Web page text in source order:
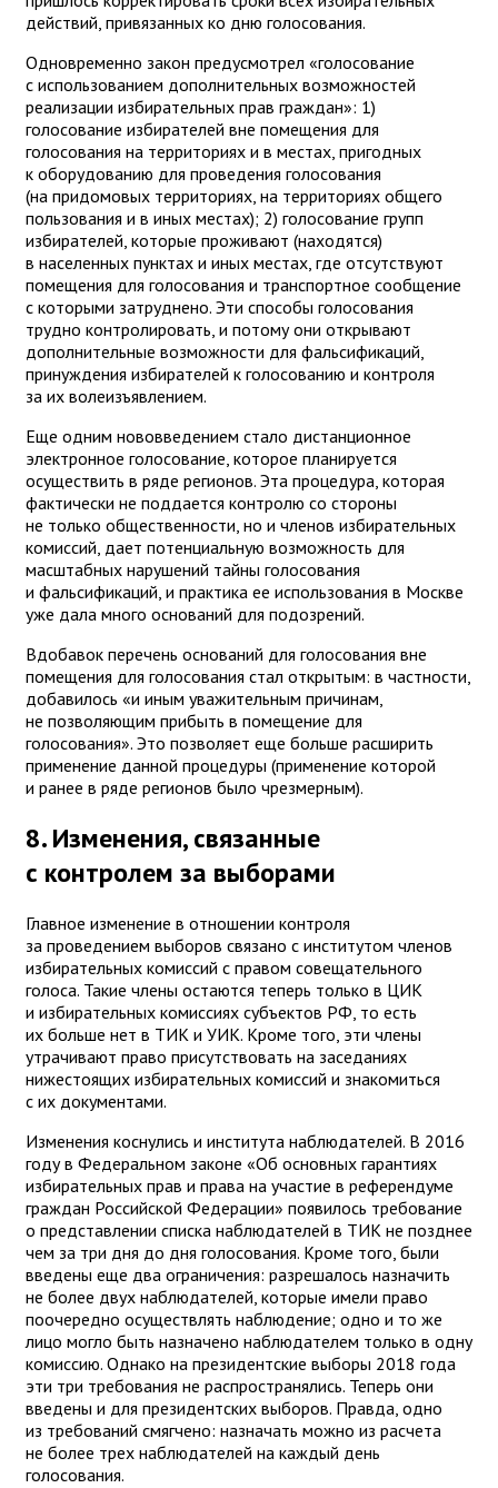
действий, привязанных ко дню голосования.
Одновременно закон предусмотрел «голосование
с использованием дополнительных возможностей
реализации избирательных прав граждан»: 1)
голосование избирателей вне помещения для
голосования на территориях и в местах, пригодных
к оборудованию для проведения голосования
(на придомовых территориях, на территориях общего
пользования и в иных местах); 2) голосование групп
избирателей, которые проживают (находятся)
в населенных пунктах и иных местах, где отсутствуют
помещения для голосования и транспортное сообщение
с которыми затруднено. Эти способы голосования
трудно контролировать, и потому они открывают
дополнительные возможности для фальсификаций,
принуждения избирателей к голосованию и контроля
за их волеизъявлением.
Еще одним нововведением стало дистанционное
электронное голосование, которое планируется
осуществить в ряде регионов. Эта процедура, которая
фактически не поддается контролю со стороны
не только общественности, но и членов избирательных
комиссий, дает потенциальную возможность для
масштабных нарушений тайны голосования
и фальсификаций, и практика ее использования в Москве
уже дала много оснований для подозрений.
Вдобавок перечень оснований для голосования вне
помещения для голосования стал открытым: в частности,
добавилось «и иным уважительным причинам,
не позволяющим прибыть в помещение для
голосования». Это позволяет еще больше расширить
применение данной процедуры (применение которой
и ранее в ряде регионов было чрезмерным).
8. Изменения, связанные
с контролем за выборами
Главное изменение в отношении контроля
за проведением выборов связано с институтом членов
избирательных комиссий с правом совещательного
голоса. Такие члены остаются теперь только в ЦИК
и избирательных комиссиях субъектов РФ, то есть
их больше нет в ТИК и УИК. Кроме того, эти члены
утрачивают право присутствовать на заседаниях
нижестоящих избирательных комиссий и знакомиться
с их документами.
Изменения коснулись и института наблюдателей. В 2016
году в Федеральном законе «Об основных гарантиях
избирательных прав и права на участие в референдуме
граждан Российской Федерации» появилось требование
о представлении списка наблюдателей в ТИК не позднее
чем за три дня до дня голосования. Кроме того, были
введены еще два ограничения: разрешалось назначить
не более двух наблюдателей, которые имели право
поочередно осуществлять наблюдение; одно и то же
лицо могло быть назначено наблюдателем только в одну
комиссию. Однако на президентские выборы 2018 года
эти три требования не распространялись. Теперь они
введены и для президентских выборов. Правда, одно
из требований смягчено: назначать можно из расчета
не более трех наблюдателей на каждый день
голосования.